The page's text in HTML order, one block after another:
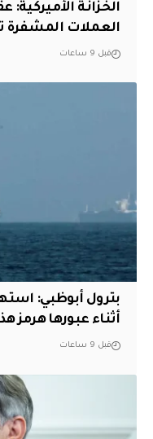
الخزانة
العملات المشفرة
قبل 9 ساعات
أثناء عبورها هرمز
قبل 9 ساعات